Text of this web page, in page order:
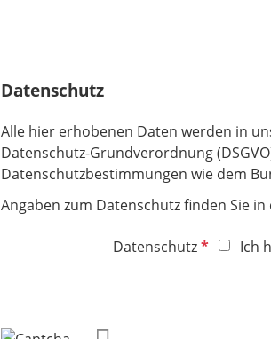
Datenschutz
Alle hier erhobenen Daten werden in
Datenschutz-Grundverordnung
Datenschutzbestimmungen wie dem
Angaben zum Datenschutz finden Sie in
DatenschutzP
Ich